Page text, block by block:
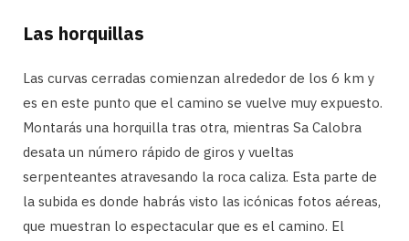
Las horquillas
Las curvas cerradas comienzan alrededor de los 6 km y
es en este punto que el camino se vuelve muy expuesto.
Montarás una horquilla tras otra, mientras Sa Calobra
desata un número rápido de giros y vueltas
serpenteantes atravesando la roca caliza. Esta parte de
la subida es donde habrás visto las icónicas fotos aéreas,
que muestran lo espectacular que es el camino. El